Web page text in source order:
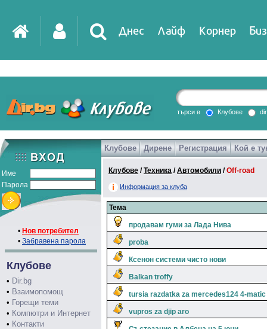
Днес Лайф Корнер
DirTV Impressio
Games
търси в Клубове
Име
Парола
• Нов потребител
• Забравена парола
Клубове
• Dir.bg
• Взаимопомощ
• Горещи теми
• Компютри и Интернет
• Контакти
Клубове Дирене Регистрация Кой е
Клубове /Техника /Автомобили /Off-road
Информация за клуба
Тема
продавам гуми за Лада Нива
proba
Ксенон системи чисто нови
Balkan troffy
tursia razdatka za mercedes124 4-matic
vupros za djip aro